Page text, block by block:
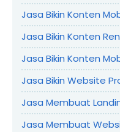
Jasa Bikin Konten
Jasa Bikin Konten
Jasa Bikin Konten
Jasa Bikin Website
Jasa Membuat
Jasa Membuat